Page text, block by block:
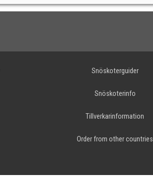
Snöskoterguider
Snöskoterinfo
Tillverkarinformation
Order from other countries